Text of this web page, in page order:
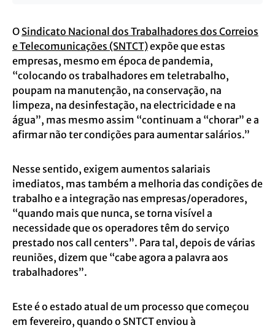
O Sindicato Nacional dos Trabalhadores dos Correios
e Telecomunicações (SNTCT)expõe que estas
empresas, mesmo em época de pandemia,
“colocando os trabalhadores em teletrabalho,
poupam na manutenção, na conservação, na
limpeza, na desinfestação, na electricidade e na
água”, mas mesmo assim “continuam a “chorar” e a
afirmar não ter condições para aumentar salários.”
Nesse sentido, exigem aumentos salariais
imediatos, mas também a melhoria das condições de
trabalho e a integração nas empresas/operadores,
“quando mais que nunca, se torna visível a
necessidade que os operadores têm do serviço
prestado nos call centers”. Para tal, depois de várias
reuniões, dizem que “cabe agora a palavra aos
trabalhadores”.
Este é o estado atual de um processo que começou
em fevereiro, quando o SNTCT enviou à